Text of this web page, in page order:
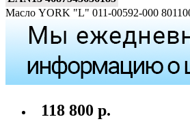
Масло YORK "L" 011-00592-000
118 800 р.